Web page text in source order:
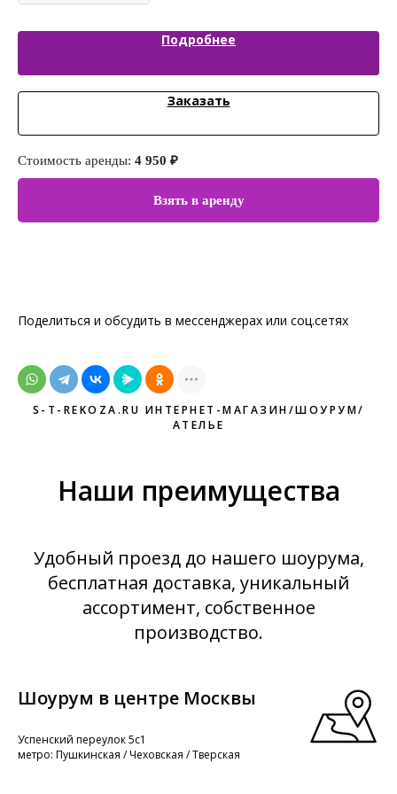
Подробнее
Заказать
Стоимость аренды: 4 950 ₽
Взять в аренду
Поделиться и обсудить в мессенджерах или соц.сетях
S-T-REKOZA.RU ИНТЕРНЕТ-МАГАЗИН/ШОУРУМ/
АТЕЛЬЕ
Наши преимущества
Удобный проезд до нашего шоурума,
бесплатная доставка, уникальный
ассортимент, собственное
производство.
Шоурум в центре Москвы
Успенский переулок 5с1
метро: Пушкинская / Чеховская / Тверская